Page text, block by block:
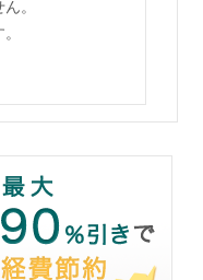
。